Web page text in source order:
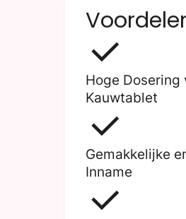
Hoge Dosering
Kauwtablet
Gemakkelijke
Inname